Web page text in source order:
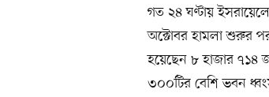
গত ২৪ ঘণ্টায়
অক্টোবর হামলা শুরুর
হয়েছেন ৮ হাজার ৭১৪
৩০০টির বেশি ভবন